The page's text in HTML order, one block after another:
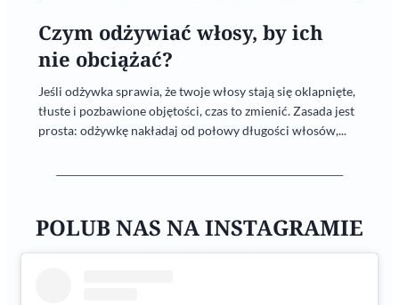
Czym odżywiać włosy, by ich
nie obciążać?
Jeśli odżywka sprawia, że twoje włosy stają się oklapnięte,
tłuste i pozbawione objętości, czas to zmienić. Zasada jest
prosta: odżywkę nakładaj od połowy długości włosów,...
POLUB NAS NA INSTAGRAMIE